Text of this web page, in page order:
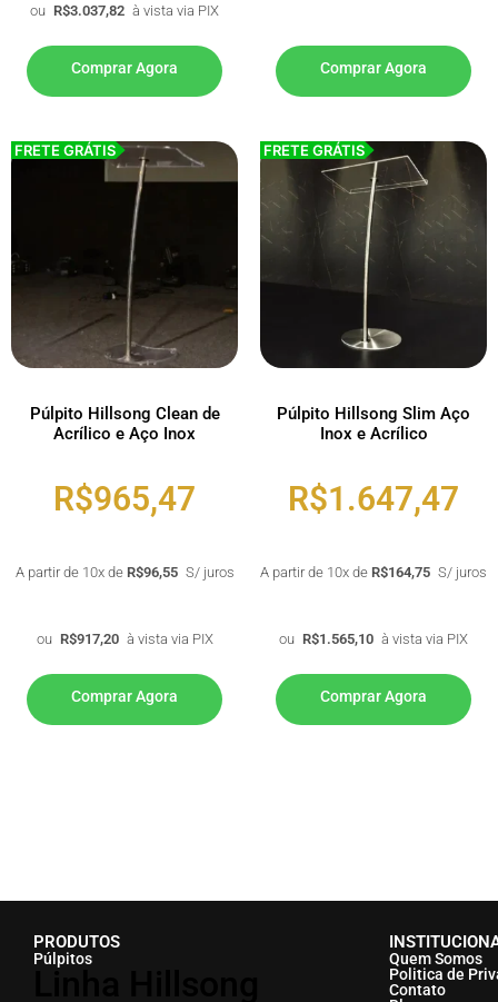
ou R$3.037,82 à vista via PIX
Comprar Agora Comprar Agora
FRETE GRÁTIS
Púlpito Hillsong Clean de
Acrílico e Aço Inox
R$965,47
A partir de 10x de R$96,55 S/ juros
ou R$917,20 à vista via PIX
Comprar Agora
FRETE GRÁTIS
Púlpito Hillsong Slim Aço
Inox e Acrílico
R$1.647,47
A partir de 10x de R$164,75 S/ juros
ou R$1.565,10 à vista via PIX
Comprar Agora
PRODUTOS
Púlpitos
Quem Somos
Politica de
Contato